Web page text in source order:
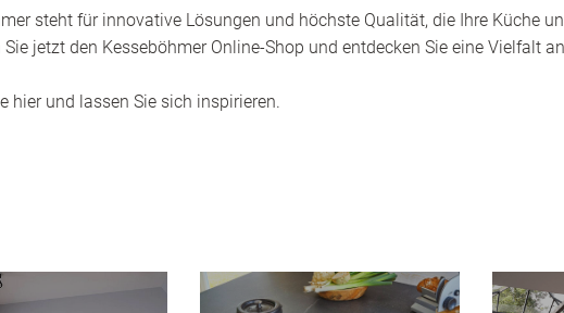
steht für innovative Lösungen und höchste Qualität, die Ihre Küche
Sie jetzt den Kesseböhmer Online-Shop und entdecken Sie eine Vielfalt
hier und lassen Sie sich inspirieren.